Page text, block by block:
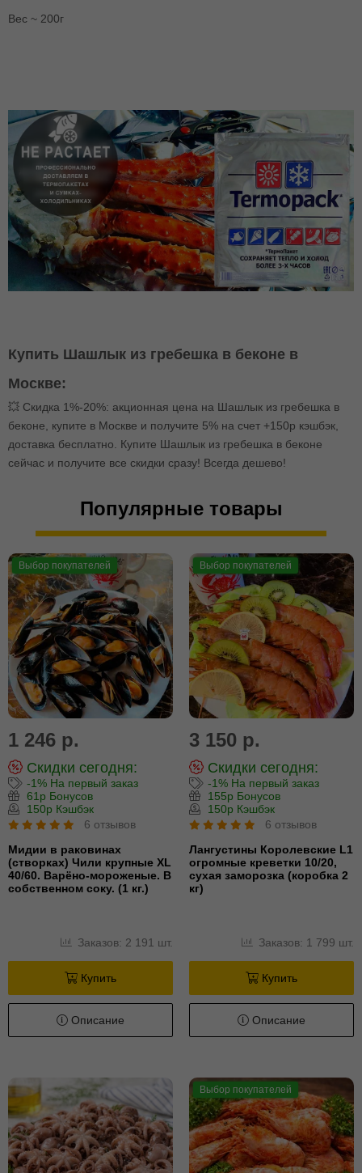
Вес ~ 200г
Купить Шашлык из гребешка в беконе в
Москве:
💥 Скидка 1%-20%: акционная цена на Шашлык из гребешка в
беконе, купите в Москве и получите 5% на счет +150р кэшбэк,
доставка бесплатно. Купите Шашлык из гребешка в беконе
сейчас и получите все скидки сразу! Всегда дешево!
Популярные товары
Выбор покупателей
1 246 р.
Скидки сегодня:
-1% На первый заказ
61р Бонусов
150р Кэшбэк
6 отзывов
Мидии в раковинах
(створках) Чили крупные XL
40/60. Варёно-мороженые. В
собственном соку. (1 кг.)
Заказов: 2 191 шт.
Купить
Описание
Выбор покупателей
3 150 р.
Скидки сегодня:
-1% На первый заказ
155р Бонусов
150р Кэшбэк
6 отзывов
Лангустины Королевские L1
огромные креветки 10/20,
сухая заморозка (коробка 2
кг)
Заказов: 1 799 шт.
Купить
Описание
Выбор покупателей